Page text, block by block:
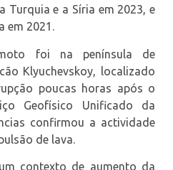
Turquia e a Síria em 2023, e
em 2021.
foi na península de
Klyuchevskoy, localizado
poucas horas após o
Geofísico Unificado da
confirmou a actividade
de lava.
contexto de aumento da